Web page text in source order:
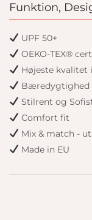
Funktion,
UPF 50+
OEKO-TEX®
Højeste kvalitet
Bæredygtighed
Stilrent og
Comfort fit
Mix & match -
Made in EU